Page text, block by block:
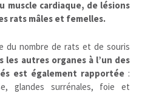
muscle cardiaque, de lésions
rats mâles et femelles.
du nombre de rats et de souris
les autres organes à l’un des
est également rapportée :
glandes surrénales, foie et